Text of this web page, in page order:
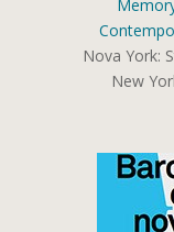
Nova York:
New